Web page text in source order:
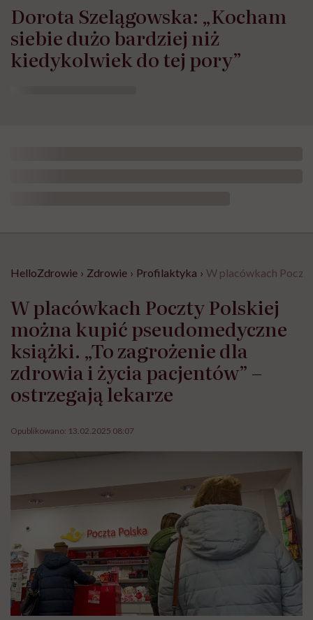
Dorota Szelągowska: „Kocham
siebie dużo bardziej niż
kiedykolwiek do tej pory”
HelloZdrowie › Zdrowie › Profilaktyka › W placówkach
W placówkach Poczty Polskiej
można kupić pseudomedyczne
książki. „To zagrożenie dla
zdrowia i życia pacjentów” –
ostrzegają lekarze
Opublikowano: 13.02.2025 08:07